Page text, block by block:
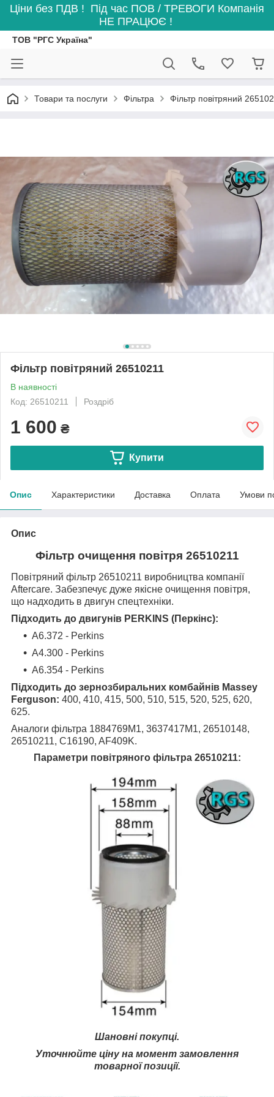
Ціни без ПДВ ! Під час ПОВ / ТРЕВОГИ Компанія
НЕ ПРАЦЮЄ !
ТОВ "РГС Україна"
Товари та послуги Фільтра Фільтр повітряний
Фільтр повітряний 26510211
В наявності
Код: 26510211
Роздріб
1 600 ₴
Купити
Опис Характеристики Доставка Оплата Умови
Опис
Фільтр очищення повітря 26510211
Повітряний фільтр 26510211 виробництва компанії
Aftercare. Забезпечує дуже якісне очищення повітря,
що надходить в двигун спецтехніки.
Підходить до двигунів PERKINS (Перкінс):
A6.372 - Perkins
A4.300 - Perkins
A6.354 - Perkins
Підходить до зернозбиральних комбайнів Massey
Ferguson: 400, 410, 415, 500, 510, 515, 520, 525, 620,
625.
Аналоги фільтра 1884769M1, 3637417M1, 26510148,
26510211, C16190, AF409K.
Параметри повітряного фільтра 26510211:
Шановні покупці.
Уточнюйте ціну на момент замовлення
товарної позиції.